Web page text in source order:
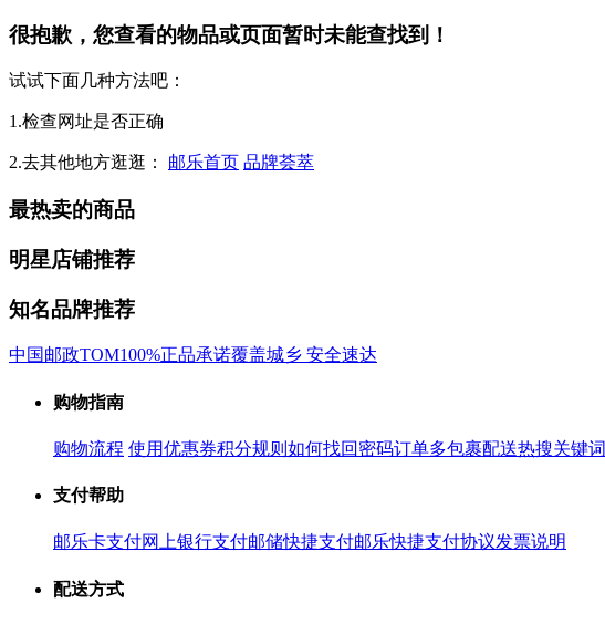
很抱歉，您查看的物品或页面暂时未能查找到！
试试下面几种方法吧：
1.检查网址是否正确
2.去其他地方逛逛： 邮乐首页 品牌荟萃
最热卖的商品
明星店铺推荐
知名品牌推荐
中国邮政TOM100%正品承诺覆盖城乡 安全速达
购物指南
购物流程 使用优惠券积分规则 如何找回密码订单多包裹配送热搜关键词
支付帮助
邮乐卡支付网上银行支付邮储快捷支付邮乐快捷支付协议发票说明
配送方式